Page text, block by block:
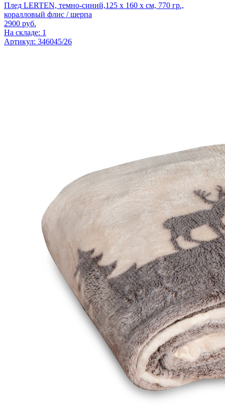
Плед LERTEN, темно-синий,125 x 160 x см, 770 гр.,
коралловый флис / шерпа
2900 руб.
На складе: 1
Артикул: 346045/26